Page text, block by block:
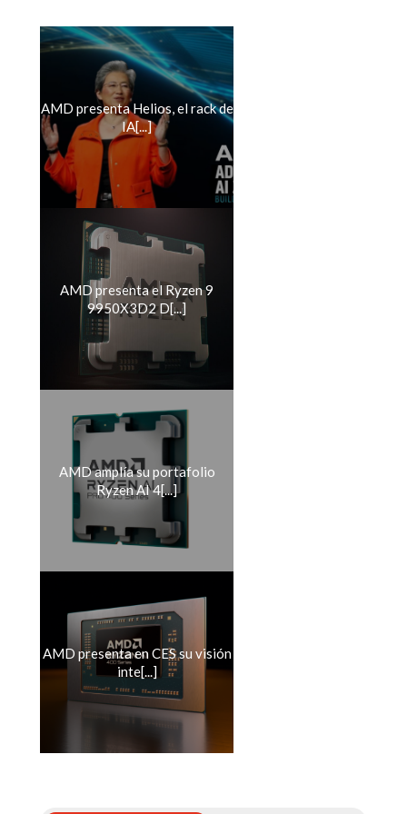
AMD presenta Helios, el rack de
IA[...]
AMD presenta el Ryzen 9
9950X3D2 D[...]
AMD amplía su portafolio
Ryzen AI 4[...]
AMD presenta en CES su visión
inte[...]